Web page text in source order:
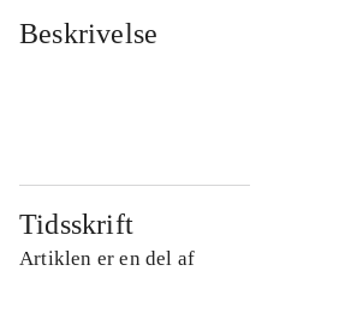
Beskrivelse
Tidsskrift
Artiklen er en del af